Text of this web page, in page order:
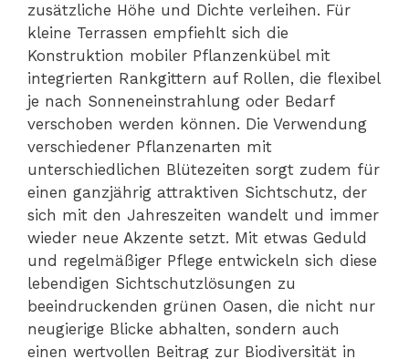
zusätzliche Höhe und Dichte verleihen. Für
kleine Terrassen empfiehlt sich die
Konstruktion mobiler Pflanzenkübel mit
integrierten Rankgittern auf Rollen, die flexibel
je nach Sonneneinstrahlung oder Bedarf
verschoben werden können. Die Verwendung
verschiedener Pflanzenarten mit
unterschiedlichen Blütezeiten sorgt zudem für
einen ganzjährig attraktiven Sichtschutz, der
sich mit den Jahreszeiten wandelt und immer
wieder neue Akzente setzt. Mit etwas Geduld
und regelmäßiger Pflege entwickeln sich diese
lebendigen Sichtschutzlösungen zu
beeindruckenden grünen Oasen, die nicht nur
neugierige Blicke abhalten, sondern auch
einen wertvollen Beitrag zur Biodiversität in